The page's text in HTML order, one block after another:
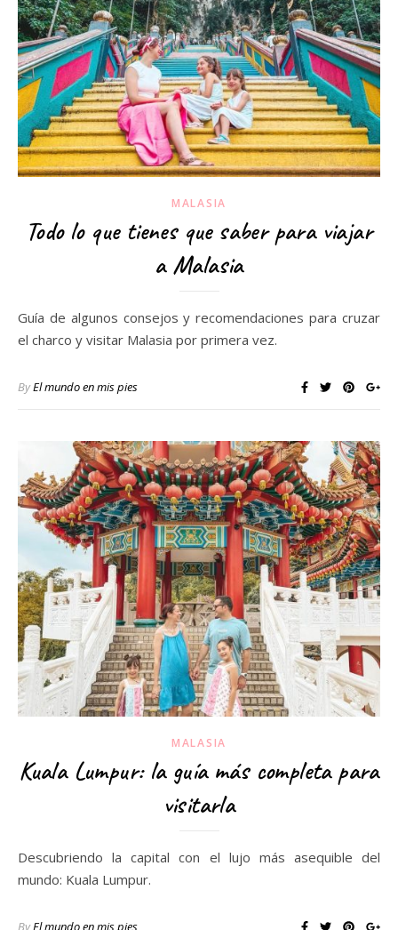
MALASIA
Todo lo que tienes que saber para viajar
a Malasia
Guía de algunos consejos y recomendaciones para cruzar
el charco y visitar Malasia por primera vez.
ByEl mundo en mis pies
MALASIA
Kuala Lumpur: la guía más completa para
visitarla
Descubriendo la capital con el lujo más asequible del
mundo: Kuala Lumpur.
ByEl mundo en mis pies